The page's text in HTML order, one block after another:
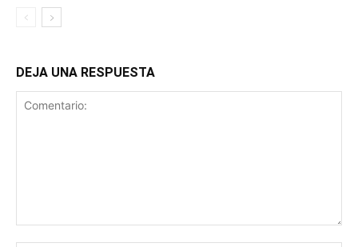
DEJA UNA RESPUESTA